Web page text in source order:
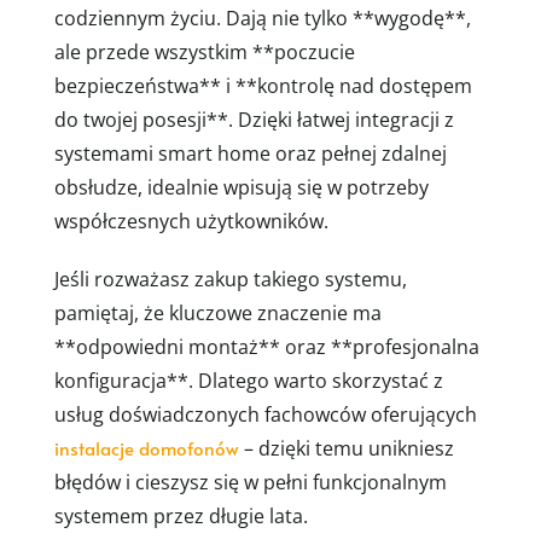
codziennym życiu. Dają nie tylko **wygodę**,
ale przede wszystkim **poczucie
bezpieczeństwa** i **kontrolę nad dostępem
do twojej posesji**. Dzięki łatwej integracji z
systemami smart home oraz pełnej zdalnej
obsłudze, idealnie wpisują się w potrzeby
współczesnych użytkowników.
Jeśli rozważasz zakup takiego systemu,
pamiętaj, że kluczowe znaczenie ma
**odpowiedni montaż** oraz **profesjonalna
konfiguracja**. Dlatego warto skorzystać z
usług doświadczonych fachowców oferujących
instalacje domofonów– dzięki temu unikniesz
błędów i cieszysz się w pełni funkcjonalnym
systemem przez długie lata.